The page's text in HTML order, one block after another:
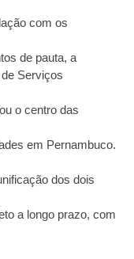
com os
de pauta, a
Serviços
o centro das
em Pernambuco.
dos dois
a longo prazo, com